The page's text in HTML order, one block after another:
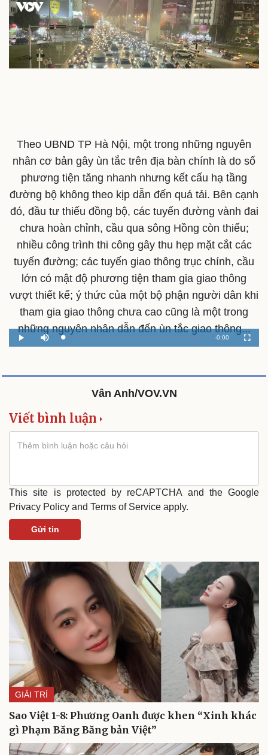
Sức khỏe
Dinh dưỡng - món ngon
Cây thuốc
Sản phụ khoa
Nhi khoa
Nam khoa
Đời sống
Nhà đẹp
Blog
Tình yêu - Gia đình
Văn hóa
Văn học
Theo UBND TP Hà Nội, một trong những nguyên
nhân cơ bản gây ùn tắc trên địa bàn chính là do số
phương tiện tăng nhanh nhưng kết cấu hạ tầng
đường bộ không theo kịp dẫn đến quá tải. Bên cạnh
đó, đầu tư thiếu đồng bộ, các tuyến đường vành đai
chưa hoàn chỉnh, cầu qua sông Hồng còn thiếu;
nhiều công trình thi công gây thu hẹp mặt cắt các
tuyến đường; các tuyến giao thông trục chính, cầu
lớn có mật độ phương tiện tham gia giao thông
vượt thiết kế; ý thức của một bộ phận người dân khi
tham gia giao thông chưa cao cũng là một trong
những nguyên nhân dẫn đến ùn tắc giao thông...
Play Mute Loaded Remaining
-0:00
Vân Anh/VOV.VN
Viết bình luận
This site is protected by reCAPTCHA and the Google
Privacy Policy and Terms of Service apply.
Gửi tin
GIẢI TRÍ
Sao Việt 1-8: Phương Oanh được khen “Xinh khác
gì Phạm Băng Băng bản Việt”